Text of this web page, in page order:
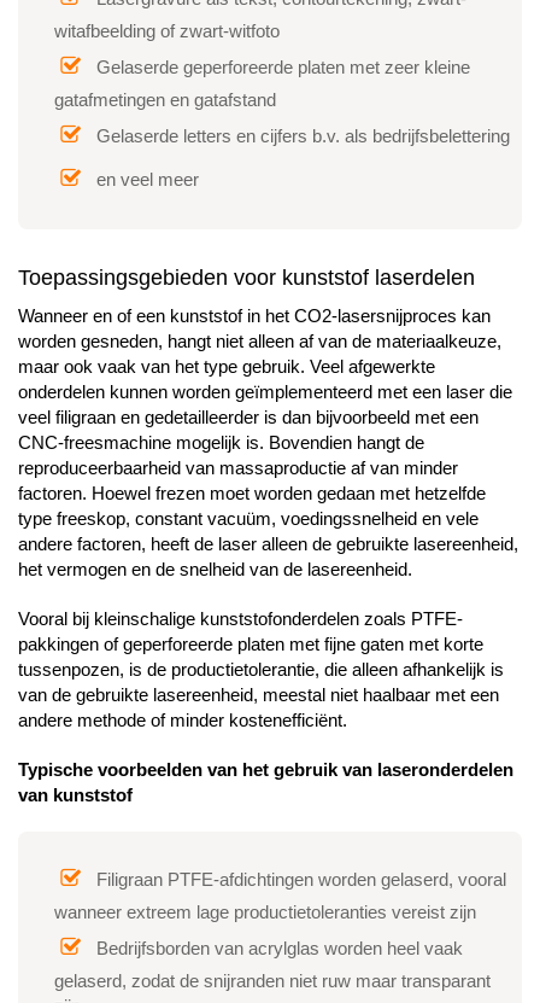
witafbeelding of zwart-witfoto
Gelaserde geperforeerde platen met zeer kleine
gatafmetingen en gatafstand
Gelaserde letters en cijfers b.v. als bedrijfsbelettering
en veel meer
Toepassingsgebieden voor kunststof laserdelen
Wanneer en of een kunststof in het CO2-lasersnijproces kan
worden gesneden, hangt niet alleen af van de materiaalkeuze,
maar ook vaak van het type gebruik. Veel afgewerkte
onderdelen kunnen worden geïmplementeerd met een laser die
veel filigraan en gedetailleerder is dan bijvoorbeeld met een
CNC-freesmachine mogelijk is. Bovendien hangt de
reproduceerbaarheid van massaproductie af van minder
factoren. Hoewel frezen moet worden gedaan met hetzelfde
type freeskop, constant vacuüm, voedingssnelheid en vele
andere factoren, heeft de laser alleen de gebruikte lasereenheid,
het vermogen en de snelheid van de lasereenheid.
Vooral bij kleinschalige kunststofonderdelen zoals PTFE-
pakkingen of geperforeerde platen met fijne gaten met korte
tussenpozen, is de productietolerantie, die alleen afhankelijk is
van de gebruikte lasereenheid, meestal niet haalbaar met een
andere methode of minder kostenefficiënt.
Typische voorbeelden van het gebruik van laseronderdelen
van kunststof
Filigraan PTFE-afdichtingen worden gelaserd, vooral
wanneer extreem lage productietoleranties vereist zijn
Bedrijfsborden van acrylglas worden heel vaak
gelaserd, zodat de snijranden niet ruw maar transparant